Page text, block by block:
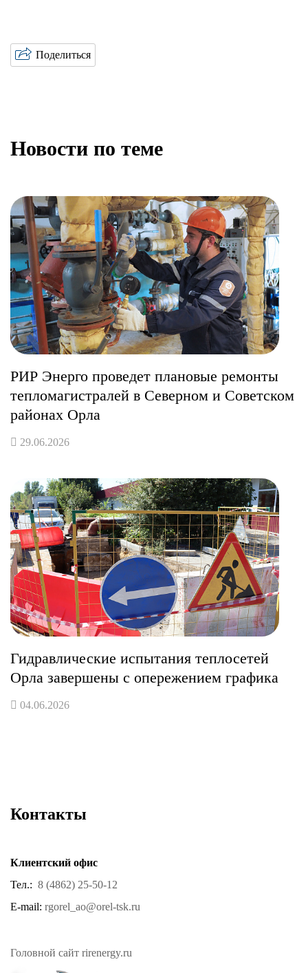
Поделиться
Новости по теме
РИР Энерго проведет плановые ремонты
тепломагистралей в Северном и Советском
районах Орла
29.06.2026
Гидравлические испытания теплосетей
Орла завершены с опережением графика
04.06.2026
Контакты
Клиентский офис
Тел.: 8 (4862) 25-50-12
E-mail: rgorel_ao@orel-tsk.ru
Головной сайт rirenergy.ru